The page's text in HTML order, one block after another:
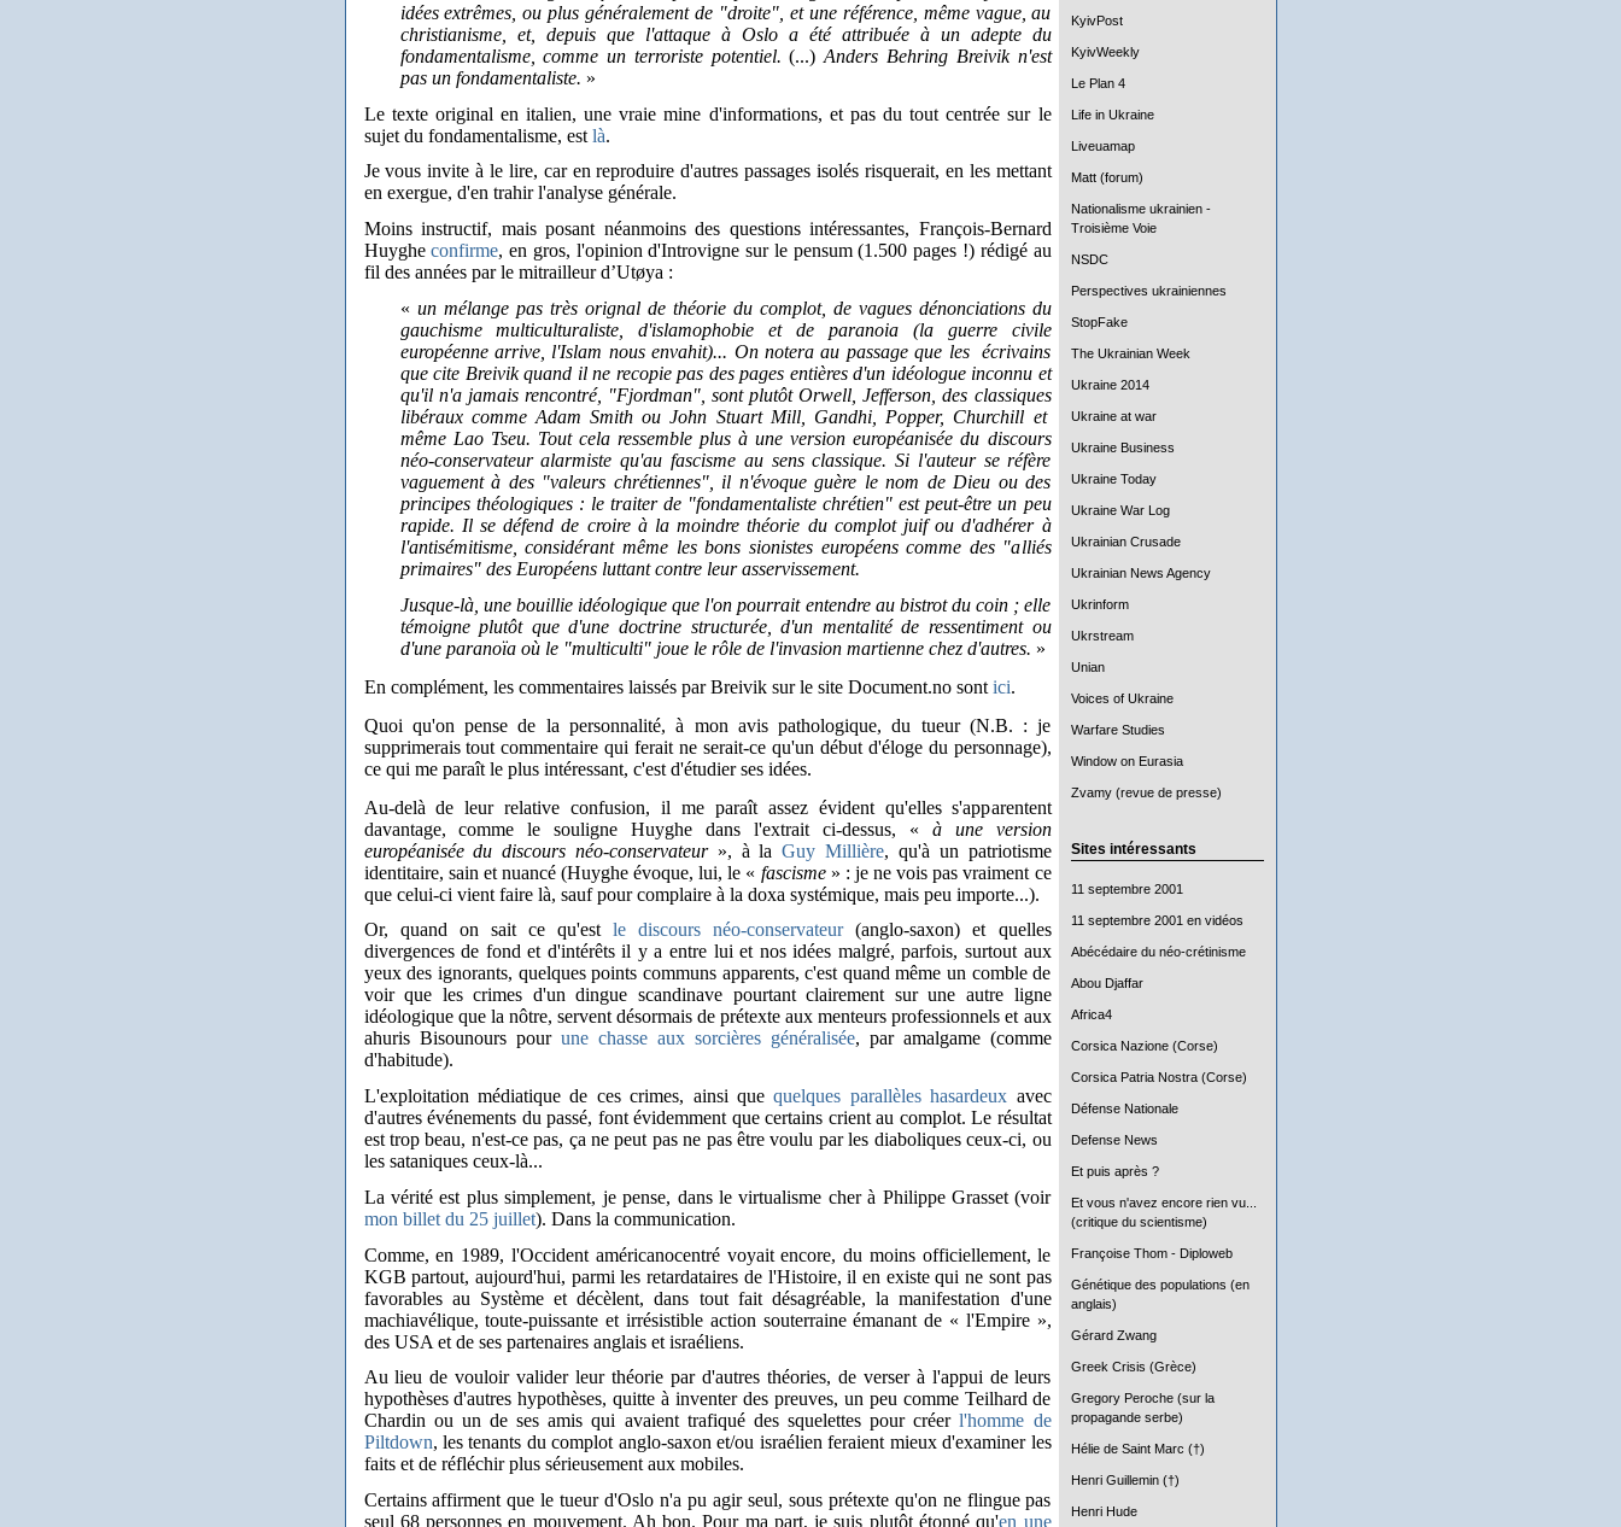
KyivPost
KyivWeekly
Le Plan 4
Life in Ukraine
Liveuamap
Matt (forum)
Nationalisme ukrainien -
Troisième Voie
NSDC
Perspectives ukrainiennes
StopFake
The Ukrainian Week
Ukraine 2014
Ukraine at war
Ukraine Business
Ukraine Today
Ukraine War Log
Ukrainian Crusade
Ukrainian News Agency
Ukrinform
Ukrstream
Unian
Voices of Ukraine
Warfare Studies
Window on Eurasia
Zvamy (revue de presse)
Sites intéressants
11 septembre 2001
11 septembre 2001 en vidéos
Abécédaire du néo-crétinisme
Abou Djaffar
Africa4
Corsica Nazione (Corse)
Corsica Patria Nostra (Corse)
Défense Nationale
Defense News
Et puis après ?
Et vous n'avez encore rien vu...
(critique du scientisme)
Françoise Thom - Diploweb
Génétique des populations (en
anglais)
Gérard Zwang
Greek Crisis (Grèce)
Gregory Peroche (sur la
propagande serbe)
Hélie de Saint Marc (†)
Henri Guillemin (†)
Henri Hude
idées extrêmes, ou plus généralement de "droite", et une référence, même vague, au
christianisme, et, depuis que l'attaque à Oslo a été attribuée à un adepte du
fondamentalisme, comme un terroriste potentiel. (...)Anders Behring Breivik n'est
pas un fondamentaliste. »
Le texte original en italien, une vraie mine d'informations, et pas du tout centrée sur le
sujet du fondamentalisme, est là.
Je vous invite à le lire, car en reproduire d'autres passages isolés risquerait, en les mettant
en exergue, d'en trahir l'analyse générale.
Moins instructif, mais posant néanmoins des questions intéressantes, François-Bernard
Huygheconfirme, en gros, l'opinion d'Introvigne sur le pensum (1.500 pages !) rédigé au
fil des années par le mitrailleur d’Utøya :
« un mélange pas très orignal de théorie du complot, de vagues dénonciations du
gauchisme multiculturaliste, d'islamophobie et de paranoia (la guerre civile
européenne arrive, l'Islam nous envahit)... On notera au passage que les écrivains
que cite Breivik quand il ne recopie pas des pages entières d'un idéologue inconnu et
qu'il n'a jamais rencontré, "Fjordman", sont plutôt Orwell, Jefferson, des classiques
libéraux comme Adam Smith ou John Stuart Mill, Gandhi, Popper, Churchill et
même Lao Tseu. Tout cela ressemble plus à une version européanisée du discours
néo-conservateur alarmiste qu'au fascisme au sens classique. Si l'auteur se réfère
vaguement à des "valeurs chrétiennes", il n'évoque guère le nom de Dieu ou des
principes théologiques : le traiter de "fondamentaliste chrétien" est peut-être un peu
rapide. Il se défend de croire à la moindre théorie du complot juif ou d'adhérer à
l'antisémitisme, considérant même les bons sionistes européens comme des "alliés
primaires" des Européens luttant contre leur asservissement.
Jusque-là, une bouillie idéologique que l'on pourrait entendre au bistrot du coin ; elle
témoigne plutôt que d'une doctrine structurée, d'un mentalité de ressentiment ou
d'une paranoïa où le "multiculti" joue le rôle de l'invasion martienne chez d'autres. »
En complément, les commentaires laissés par Breivik sur le site Document.no sont ici.
Quoi qu'on pense de la personnalité, à mon avis pathologique, du tueur (N.B. : je
supprimerais tout commentaire qui ferait ne serait-ce qu'un début d'éloge du personnage),
ce qui me paraît le plus intéressant, c'est d'étudier ses idées.
Au-delà de leur relative confusion, il me paraît assez évident qu'elles s'apparentent
davantage, comme le souligne Huyghe dans l'extrait ci-dessus, « à une version
européanisée du discours néo-conservateur», à laGuy Millière, qu'à un patriotisme
identitaire, sain et nuancé (Huyghe évoque, lui, le « fascisme» : je ne vois pas vraiment ce
que celui-ci vient faire là, sauf pour complaire à la doxa systémique, mais peu importe...).
Or, quand on sait ce qu'estle discours néo-conservateur(anglo-saxon) et quelles
divergences de fond et d'intérêts il y a entre lui et nos idées malgré, parfois, surtout aux
yeux des ignorants, quelques points communs apparents, c'est quand même un comble de
voir que les crimes d'un dingue scandinave pourtant clairement sur une autre ligne
idéologique que la nôtre, servent désormais de prétexte aux menteurs professionnels et aux
ahuris Bisounours pour une chasse aux sorcières généralisée, par amalgame (comme
d'habitude).
L'exploitation médiatique de ces crimes, ainsi quequelques parallèles hasardeux avec
d'autres événements du passé, font évidemment que certains crient au complot. Le résultat
est trop beau, n'est-ce pas, ça ne peut pas ne pas être voulu par les diaboliques ceux-ci, ou
les sataniques ceux-là...
La vérité est plus simplement, je pense, dans le virtualisme cher à Philippe Grasset (voir
mon billet du 25 juillet). Dans la communication.
Comme, en 1989, l'Occident américanocentré voyait encore, du moins officiellement, le
KGB partout, aujourd'hui, parmi les retardataires de l'Histoire, il en existe qui ne sont pas
favorables au Système et décèlent, dans tout fait désagréable, la manifestation d'une
machiavélique, toute-puissante et irrésistible action souterraine émanant de « l'Empire»,
des USA et de ses partenaires anglais et israéliens.
Au lieu de vouloir valider leur théorie par d'autres théories, de verser à l'appui de leurs
hypothèses d'autres hypothèses, quitte à inventer des preuves, un peu comme Teilhard de
Chardin ou un de ses amis qui avaient trafiqué des squelettes pour créerl'homme de
Piltdown, les tenants du complot anglo-saxon et/ou israélien feraient mieux d'examiner les
faits et de réfléchir plus sérieusement aux mobiles.
Certains affirment que le tueur d'Oslo n'a pu agir seul, sous prétexte qu'on ne flingue pas
seul 68 personnes en mouvement. Ah bon. Pour ma part, je suis plutôt étonné qu'en une